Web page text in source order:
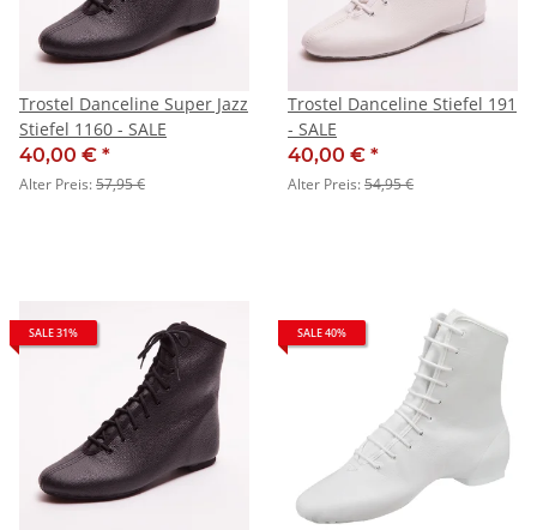
Trostel Danceline Super Jazz
Stiefel 1160 - SALE
40,00 € *
Alter Preis:57,95 €
Trostel Danceline Stiefel 191
- SALE
40,00 € *
Alter Preis:54,95 €
SALE 31% SALE 40%